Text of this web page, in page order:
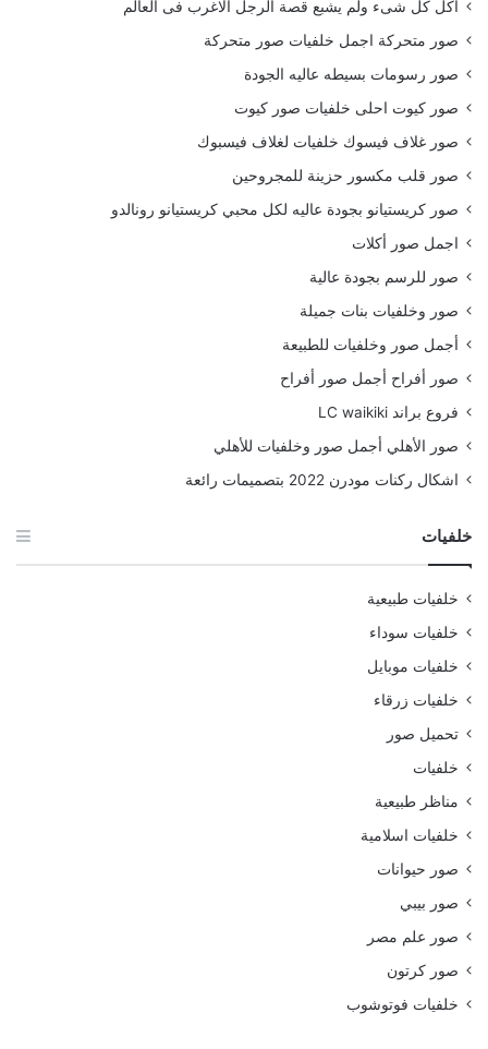
أكل كل شىء ولم يشبع قصة الرجل الاغرب فى العالم
صور متحركة اجمل خلفيات صور متحركة
صور رسومات بسيطه عاليه الجودة
صور كيوت احلى خلفيات صور كيوت
صور غلاف فيسوك خلفيات لغلاف فيسبوك
صور قلب مكسور حزينة للمجروحين
صور كريستيانو بجودة عاليه لكل محبي كريستيانو رونالدو
اجمل صور أكلات
صور للرسم بجودة عالية
صور وخلفيات بنات جميلة
أجمل صور وخلفيات للطبيعة
صور أفراح أجمل صور أفراح
فروع براند LC waikiki
صور الأهلي أجمل صور وخلفيات للأهلي
اشكال ركنات مودرن 2022 بتصميمات رائعة
خلفيات
خلفيات طبيعية
خلفيات سوداء
خلفيات موبايل
خلفيات زرقاء
تحميل صور
خلفيات
مناظر طبيعية
خلفيات اسلامية
صور حيوانات
صور بيبي
صور علم مصر
صور كرتون
خلفيات فوتوشوب